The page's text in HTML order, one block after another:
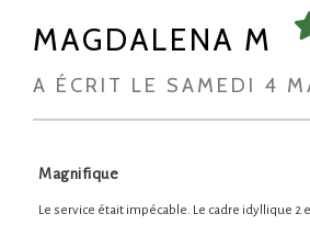
MAGDALENA M
A ÉCRIT LE SAMEDI 4
Magnifique
Le service était impécable. Le cadre idyllique 2